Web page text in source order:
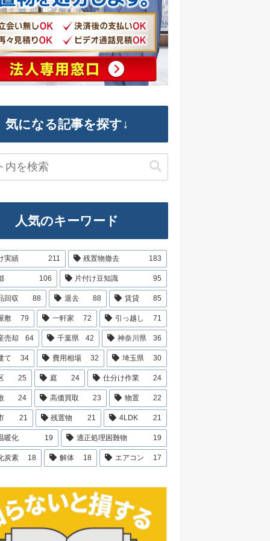
気になる記事を探す↓
人気のキーワード
実績 211 残置物撤去 183
106 片付け豆知識 95
回収 88 退去 88 賃貸 85
敷 79 一軒家 72 引っ越し 71
売却 64 千葉県 42 神奈川県 36
て 34 費用相場 32 埼玉県 30
25 庭 24 仕分け作業 24
24 高価買取 23 物置 22
21 残置物 21 4LDK 21
暖化 19 適正処理困難物 19
炭素 18 解体 18 エアコン 17